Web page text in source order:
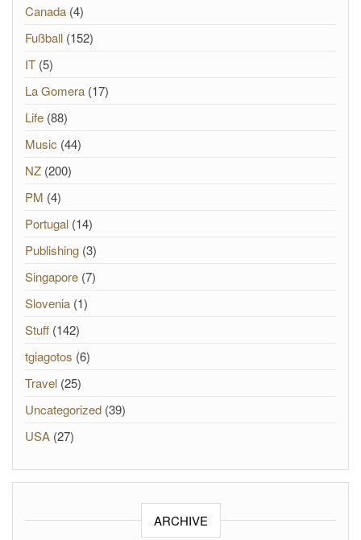
Canada (4)
Fußball (152)
IT (5)
La Gomera (17)
Life (88)
Music (44)
NZ (200)
PM (4)
Portugal (14)
Publishing (3)
Singapore (7)
Slovenia (1)
Stuff (142)
tgiagotos (6)
Travel (25)
Uncategorized (39)
USA (27)
ARCHIVE